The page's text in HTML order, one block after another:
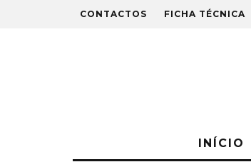
CONTACTOS FICHA TÉCNICA
INÍCIO